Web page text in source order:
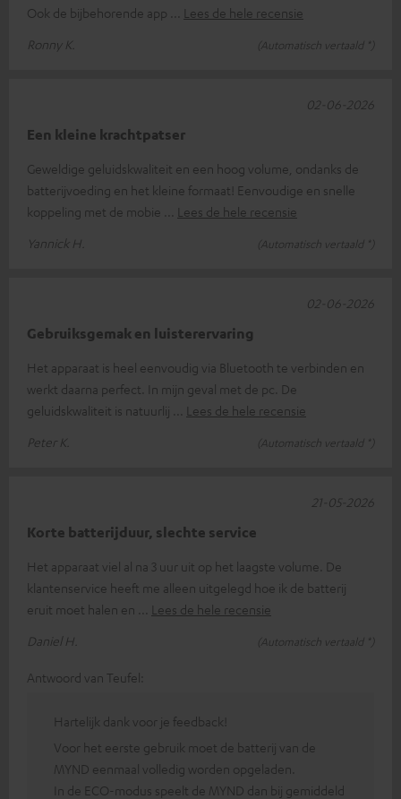
Ook de bijbehorende app
Lees de hele recensie
Ronny K.
(Automatisch vertaald *)
Een kleine krachtpatser
Geweldige geluidskwaliteit en een hoog volume, ondanks de
batterijvoeding en het kleine formaat! Eenvoudige en snelle
koppeling met de mobie
Lees de hele recensie
Yannick H.
(Automatisch vertaald *)
02-06-2026
Gebruiksgemak en luisterervaring
Het apparaat is heel eenvoudig via Bluetooth te verbinden en
werkt daarna perfect. In mijn geval met de pc. De
geluidskwaliteit is natuurlij
Lees de hele recensie
Peter K.
(Automatisch vertaald *)
02-06-2026
Korte batterijduur, slechte service
Het apparaat viel al na 3 uur uit op het laagste volume. De
klantenservice heeft me alleen uitgelegd hoe ik de batterij
eruit moet halen en
Lees de hele recensie
Daniel H.
(Automatisch vertaald *)
21-05-2026
Antwoord van Teufel:
Hartelijk dank voor je feedback!
Voor het eerste gebruik moet de batterij van de
MYND eenmaal volledig worden opgeladen.
In de ECO-modus speelt de MYND dan bij gemiddeld